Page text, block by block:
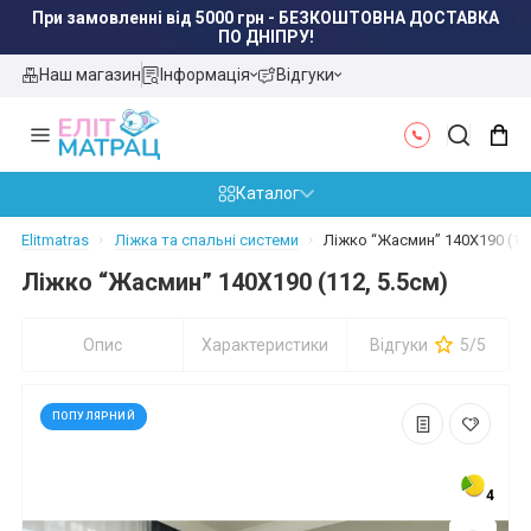
При замовленні від 5000 грн - БЕЗКОШТОВНА ДОСТАВКА
ПО ДНІПРУ!
Наш магазин
Інформація Відгуки
Каталог
Elitmatras Ліжка та спальні системи Ліжко “Жасмин” 140X190
Ліжко “Жасмин” 140X190 (112, 5.5см)
Опис Характеристики Відгуки 5/5
4
ПОПУЛЯРНИЙ